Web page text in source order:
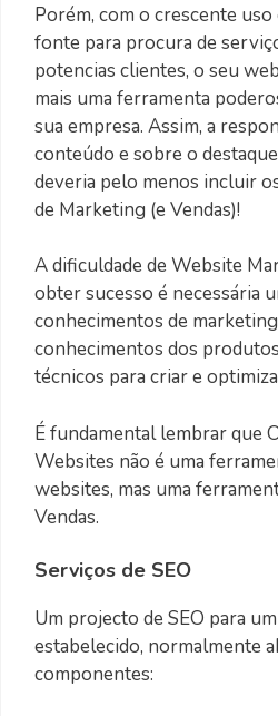
Porém, com o crescente
fonte para procura de
potencias clientes, o seu
mais uma ferramenta
sua empresa. Assim, a
conteúdo e sobre o
deveria pelo menos incluir
de Marketing (e Vendas)!
A dificuldade de Website
obter sucesso é necessária
conhecimentos de
conhecimentos dos
técnicos para criar e
É fundamental lembrar que
Websites não é uma
websites, mas uma
Vendas.
Serviços de SEO
Um projecto de SEO para
estabelecido, normalmente
componentes: